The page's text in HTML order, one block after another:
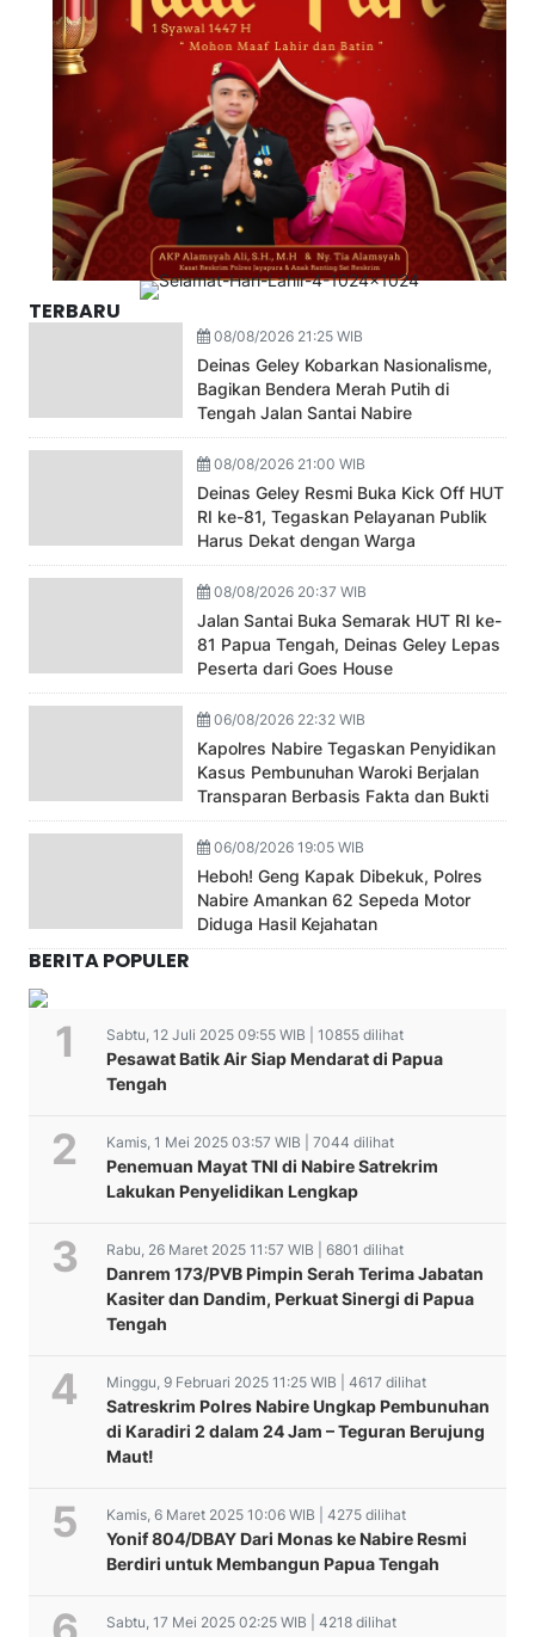
TERBARU
08/08/2026 21:25 WIB
Deinas Geley Kobarkan Nasionalisme,
Bagikan Bendera Merah Putih di
Tengah Jalan Santai Nabire
08/08/2026 21:00 WIB
Deinas Geley Resmi Buka Kick Off HUT
RI ke-81, Tegaskan Pelayanan Publik
Harus Dekat dengan Warga
08/08/2026 20:37 WIB
Jalan Santai Buka Semarak HUT RI ke-
81 Papua Tengah, Deinas Geley Lepas
Peserta dari Goes House
06/08/2026 22:32 WIB
Kapolres Nabire Tegaskan Penyidikan
Kasus Pembunuhan Waroki Berjalan
Transparan Berbasis Fakta dan Bukti
06/08/2026 19:05 WIB
Heboh! Geng Kapak Dibekuk, Polres
Nabire Amankan 62 Sepeda Motor
Diduga Hasil Kejahatan
BERITA POPULER
Sabtu, 12 Juli 2025 09:55 WIB | 10855 dilihat
Pesawat Batik Air Siap Mendarat di Papua
Tengah
Kamis, 1 Mei 2025 03:57 WIB | 7044 dilihat
Penemuan Mayat TNI di Nabire Satrekrim
Lakukan Penyelidikan Lengkap
Rabu, 26 Maret 2025 11:57 WIB | 6801 dilihat
Danrem 173/PVB Pimpin Serah Terima Jabatan
Kasiter dan Dandim, Perkuat Sinergi di Papua
Tengah
Minggu, 9 Februari 2025 11:25 WIB | 4617 dilihat
Satreskrim Polres Nabire Ungkap Pembunuhan
di Karadiri 2 dalam 24 Jam – Teguran Berujung
Maut!
Kamis, 6 Maret 2025 10:06 WIB | 4275 dilihat
Yonif 804/DBAY Dari Monas ke Nabire Resmi
Berdiri untuk Membangun Papua Tengah
Sabtu, 17 Mei 2025 02:25 WIB | 4218 dilihat